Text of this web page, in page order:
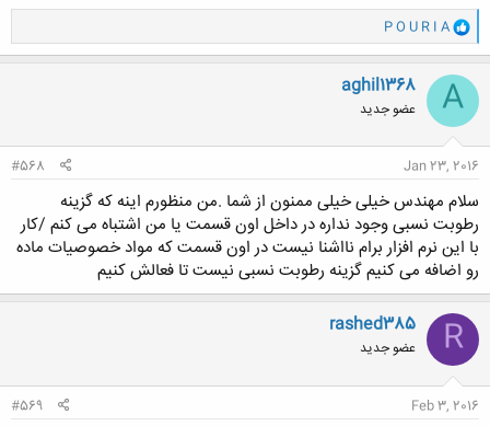
و
ا
ک
ن
ش
ه
ا
P O U R I A
A
aghil1368
عضو جدید
Jan 23, 2016
#568
سلام مهندس خیلی خیلی ممنون از شما .من منظورم اینه که گزینه
رطوبت نسبی وجود نداره در داخل اون قسمت یا من اشتباه می کنم /کار
با این نرم افزار برام نااشنا نیست در اون قسمت که مواد خصوصیات ماده
رو اضافه می کنیم گزینه رطوبت نسبی نیست تا فعالش کنیم
R
rashed385
عضو جدید
Feb 3, 2016
#569